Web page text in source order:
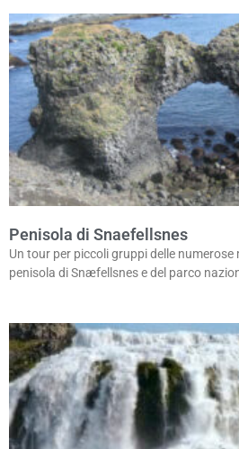
Penisola di Snaefellsnes
Un tour per piccoli gruppi delle numerose
penisola di Snæfellsnes e del parco